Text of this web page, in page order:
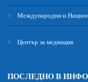
Международни и
Център за медиация
ПОСЛЕДНО В